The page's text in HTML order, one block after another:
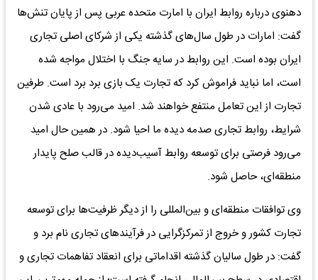
دهنوی درباره روابط ایران با امارت متحده عربی پس از پایان تنش‌ها
گفت: امارات در طول سال‌های گذشته یکی از شرکای اصلی تجاری
ایران بوده است. این روابط در سایه جنگ با اختلال مواجه شده
است، اما نباید فراموش کرد که تجارت یک بازی برد برد است. طرفین
تجارت از این تعامل منتفع خواهند شد. امید می‌رود با عادی شدن
شرایط، روابط تجاری صدمه دیده ما احیا شود. در همین حال امید
می‌رود فرصتی برای توسعه روابط آسیب‌دیده در قالب صلح پایدار
منطقه‌ای، حاصل شود.
وی توافقات منطقه‌ای و بین‌المللی را از دیگر ظرفیت‌ها برای توسعه
تجارت کشور و خروج از تمرکزگرایی در فرآیندهای تجاری نام برد و
گفت: در طول سالیان گذشته اقداماتی برای انعقاد تفاهمات تجاری و